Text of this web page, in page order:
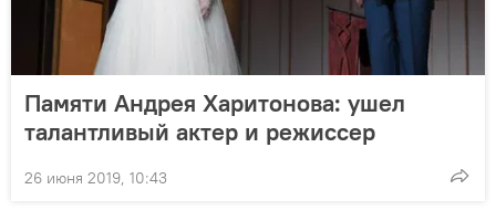
Памяти Андрея Харитонова: ушел
талантливый актер и режиссер
26 июня 2019, 10:43